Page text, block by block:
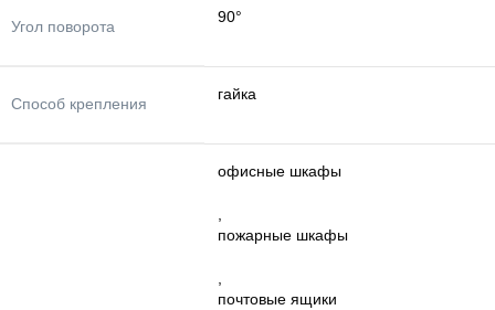
Угол поворота
90°
Способ крепления
гайка
офисные шкафы
,
пожарные шкафы
,
почтовые ящики